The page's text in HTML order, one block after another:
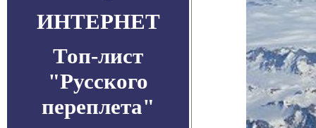
ИНТЕРНЕТ
Топ-лист
"Русского
переплета"